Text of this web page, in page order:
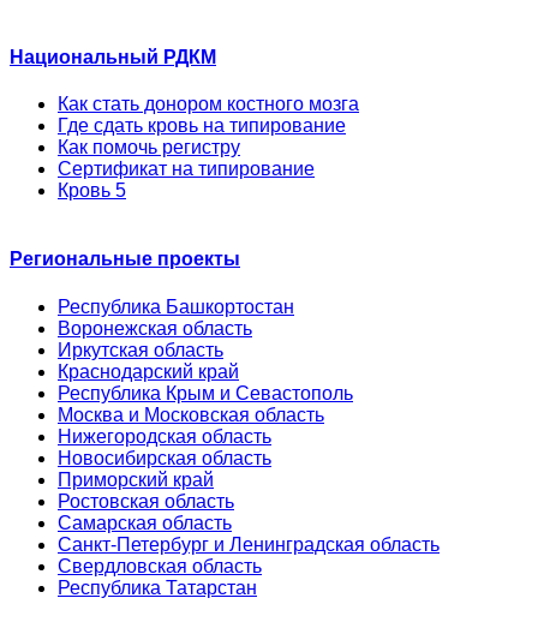
Национальный РДКМ
Как стать донором костного мозга
Где сдать кровь на типирование
Как помочь регистру
Сертификат на типирование
Кровь 5
Региональные проекты
Республика Башкортостан
Воронежская область
Иркутская область
Краснодарский край
Республика Крым и Севастополь
Москва и Московская область
Нижегородская область
Новосибирская область
Приморский край
Ростовская область
Самарская область
Санкт-Петербург и Ленинградская область
Свердловская область
Республика Татарстан